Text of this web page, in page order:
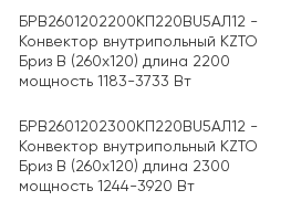
БРВ2601202200КП220ВU5АЛ12 -
Конвектор внутрипольный KZTO
Бриз B (260х120) длина 2200
мощность 1183-3733 Вт
БРВ2601202300КП220ВU5АЛ12 -
Конвектор внутрипольный KZTO
Бриз B (260х120) длина 2300
мощность 1244-3920 Вт